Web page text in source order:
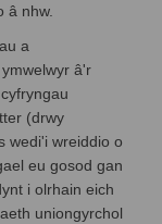
â nhw.
a
â'r
(drwy
wedi'i wreiddio o
eu gosod gan
i olrhain eich
uniongyrchol